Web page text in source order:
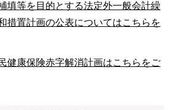
填等を目的とする法定外一般会計繰
措置計画の公表についてはこちらを
健康保険赤字解消計画はこちらをご